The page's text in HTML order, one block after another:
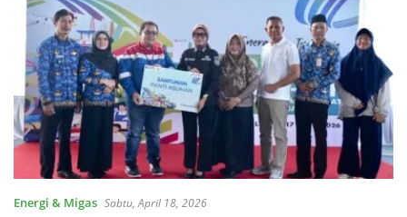
Energi & Migas Sabtu, April 18, 2026